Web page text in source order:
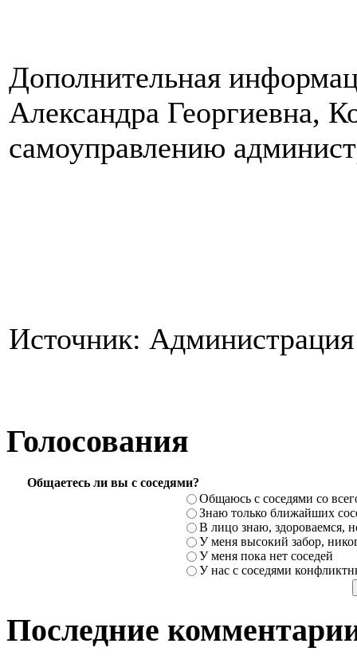
Дополнительная
Александра Георгиевна,
самоуправлению
Источник:
Голосования
Общаетесь ли вы с соседями?
Общаюсь с соседями со
Знаю только ближайших
В лицо знаю, здороваемся,
У меня высокий забор,
У меня пока нет соседей
У нас с соседями
Последние